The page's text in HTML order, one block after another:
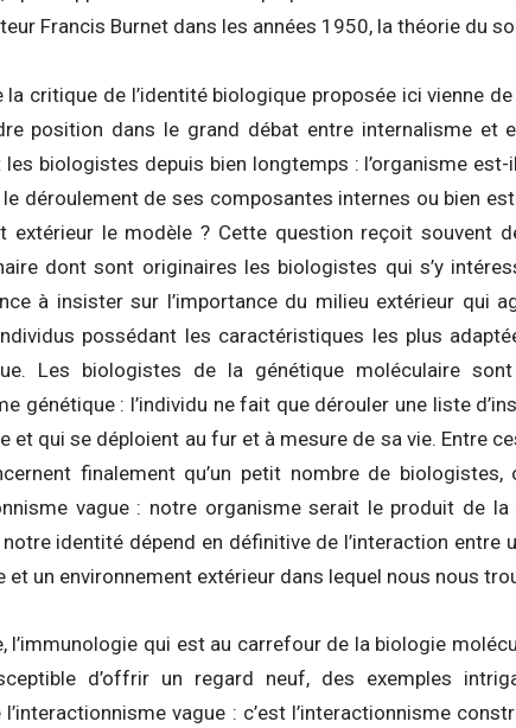
Francis Burnet dans les années 1950, la théorie du
la critique de l’identité biologique proposée ici vienne
position dans le grand débat entre internalisme et
biologistes depuis bien longtemps : l’organisme
le déroulement de ses composantes internes ou bien
extérieur le modèle ? Cette question reçoit souvent
dont sont originaires les biologistes qui s’y
à insister sur l’importance du milieu extérieur qui
possédant les caractéristiques les plus
Les biologistes de la génétique moléculaire
génétique : l’individu ne fait que dérouler une liste
et qui se déploient au fur et à mesure de sa vie. Entre
finalement qu’un petit nombre de biologistes,
vague : notre organisme serait le produit de
notre identité dépend en définitive de l’interaction entre
et un environnement extérieur dans lequel nous nous
l’immunologie qui est au carrefour de la biologie
d’offrir un regard neuf, des exemples
vague : c’est l’interactionnisme